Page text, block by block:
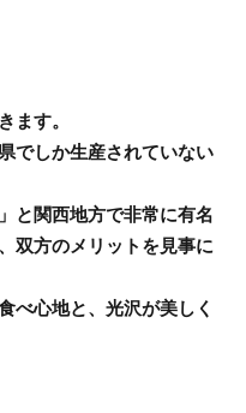
ます。
でしか生産されていない
と関西地方で非常に有名
双方のメリットを見事に
べ心地と、光沢が美しく